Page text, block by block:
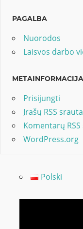
PAGALBA
Nuorodos
Laisvos darbo
METAINFORMACIJA
Prisijungti
Įrašų RSS
Komentarų
WordPress.org
Polski